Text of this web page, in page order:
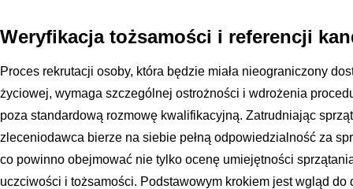
Weryfikacja tożsamości i referencji
Proces rekrutacji osoby, która będzie miała nieograniczony
życiowej, wymaga szczególnej ostrożności i wdrożenia
poza standardową rozmowę kwalifikacyjną. Zatrudniając
zleceniodawca bierze na siebie pełną odpowiedzialność za
co powinno obejmować nie tylko ocenę umiejętności
uczciwości i tożsamości. Podstawowym krokiem jest wgląd do